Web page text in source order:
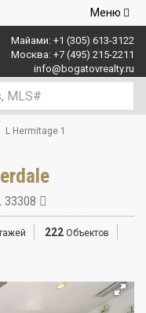
Открыть
Меню
Майами: +1 (305) 613-3122
Москва: +7 (495) 215-2211
info@bogatovrealty.ru
L Hermitage 1
33308
222 Объектов